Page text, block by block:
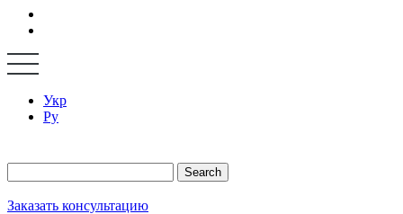
Укр
Ру
Search
Заказать консультацию